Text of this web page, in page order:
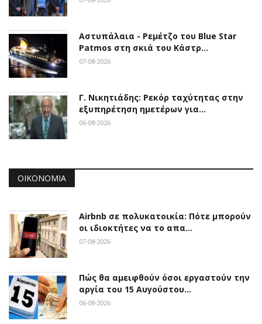
Αστυπάλαια - Ρεμέτζο του Blue Star
Patmos στη σκιά του Κάστρ…
07-08-2026
Γ. Νικητιάδης: Ρεκόρ ταχύτητας στην
εξυπηρέτηση ημετέρων για…
06-08-2026
ΟΙΚΟΝΟΜΊΑ
Airbnb σε πολυκατοικία: Πότε μπορούν
οι ιδιοκτήτες να το απα…
07-08-2026
Πώς θα αμειφθούν όσοι εργαστούν την
αργία του 15 Αυγούστου…
06-08-2026